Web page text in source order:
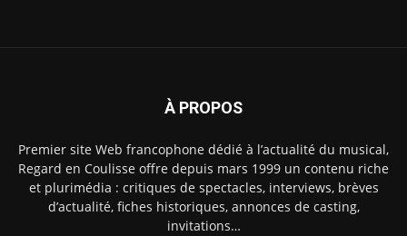
À PROPOS
Premier site Web francophone dédié à l’actualité du musical,
Regard en Coulisse offre depuis mars 1999 un contenu riche
et plurimédia : critiques de spectacles, interviews, brèves
d’actualité, fiches historiques, annonces de casting,
invitations…